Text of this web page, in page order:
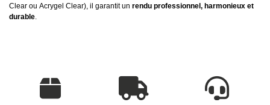
Clear ou Acrygel Clear), il garantit un rendu professionnel, harmonieux et
durable.